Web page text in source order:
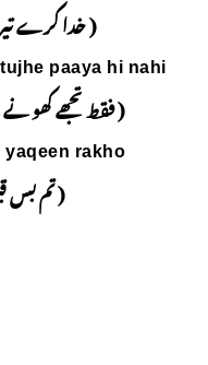
بغیر دل نہ لگے )
Faqt tujhe khonay k
تجھے پایا ہی نہیں )
Tum bas